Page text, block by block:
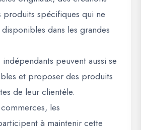
produits spécifiques qui ne
dans les grandes
peuvent aussi se
et proposer des produits
de leur clientèle.
les
à maintenir cette